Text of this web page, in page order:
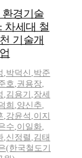
환경기술
차세대 철
기술개
,박덕신 ,박준
호,권용장,
,김용기 ,장세
희 ,양신추,
,강윤석 ,이지
수,이일화,
,신정렬 ,김태
(한국철도기